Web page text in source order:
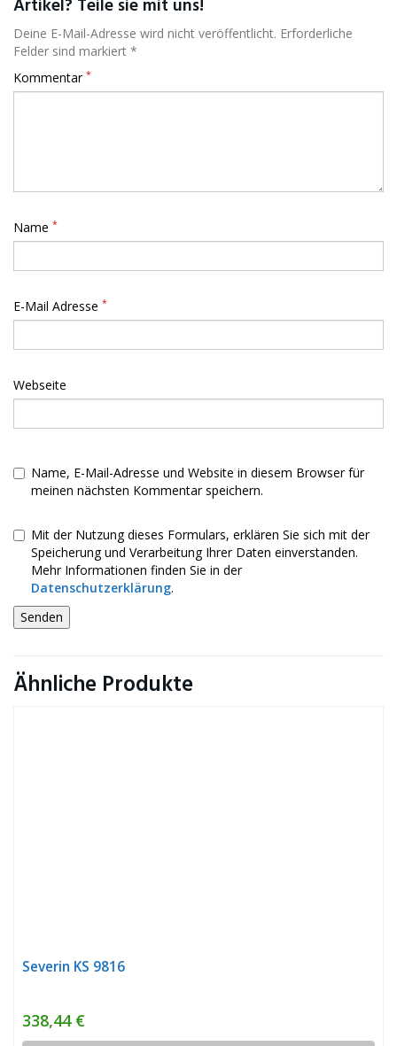
Artikel? Teile sie mit uns!
Deine E-Mail-Adresse wird nicht veröffentlicht. Erforderliche
Felder sind markiert *
Kommentar *
Name *
E-Mail Adresse *
Webseite
Name, E-Mail-Adresse und Website in diesem Browser für
meinen nächsten Kommentar speichern.
Mit der Nutzung dieses Formulars, erklären Sie sich mit der
Speicherung und Verarbeitung Ihrer Daten einverstanden.
Mehr Informationen finden Sie in der
Datenschutzerklärung.
Ähnliche Produkte
Severin KS 9816
338,44 €